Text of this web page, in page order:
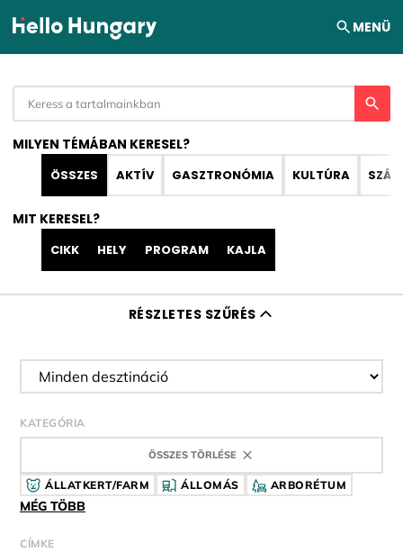
Ugrás a tartalomhoz MENÜ
MILYEN TÉMÁBAN KERESEL?
ÖSSZES AKTÍV GASZTRONÓMIA KULTÚRA
MIT KERESEL?
CIKK HELY PROGRAM KAJLA
RÉSZLETES SZŰRÉS
Desztináció szűrése
KATEGÓRIA
ÖSSZES TÖRLÉSE
ÁLLATKERT/FARM ÁLLOMÁS ARBORÉTUM
MÉG TÖBB
CÍMKE